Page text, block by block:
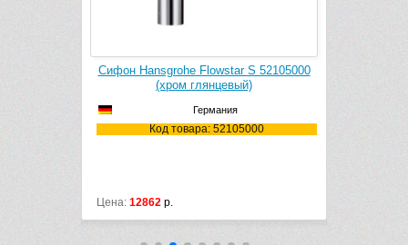
S 52105000
Сифон для раковины Kludi 1002005-00
(хром глянцевый)
Код товара: 1002005-00
Цена: